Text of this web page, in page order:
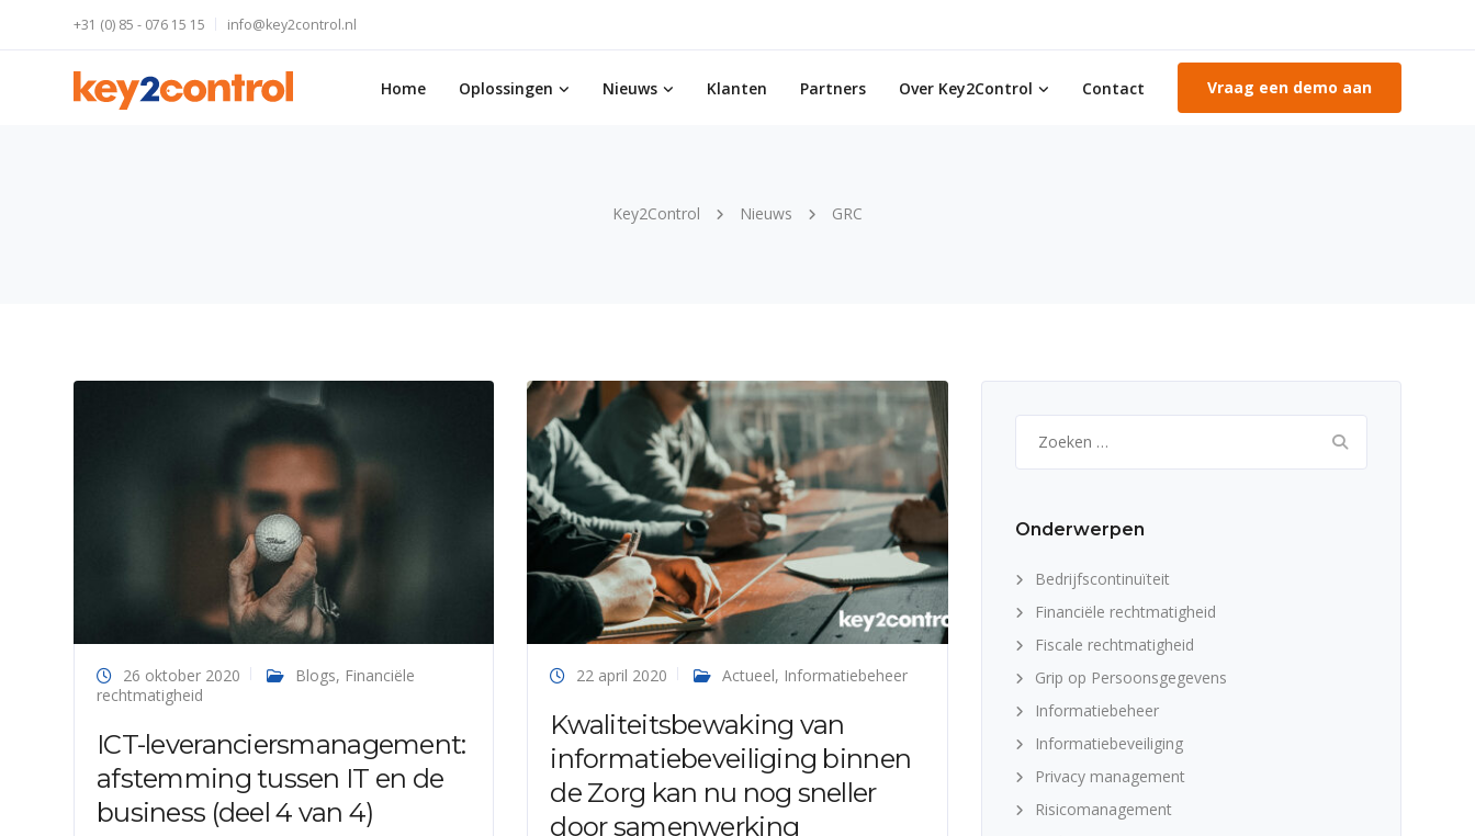
+31 (0) 85 - 076 15 15 info@key2control.nl
Home Oplossingen Nieuws Klanten Partners Over Key2Control Contact Vraag een demo aan
Key2Control Nieuws GRC
26 oktober 2020 Blogs, Financiële
rechtmatigheid
ICT-leveranciersmanagement:
afstemming tussen IT en de
business (deel 4 van 4)
22 april 2020 Actueel, Informatiebeheer
Kwaliteitsbewaking van
informatiebeveiliging binnen
de Zorg kan nu nog sneller
door samenwerking
naar:
Onderwerpen
Bedrijfscontinuïteit
Financiële rechtmatigheid
Fiscale rechtmatigheid
Grip op Persoonsgegevens
Informatiebeheer
Informatiebeveiliging
Privacy management
Risicomanagement